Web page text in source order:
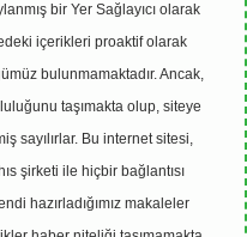
bir Yer Sağlayıcı olarak
içerikleri proaktif olarak
bulunmamaktadır. Ancak,
taşımakta olup, siteye
sayılırlar. Bu internet sitesi,
şirketi ile hiçbir bağlantısı
hazırladığımız makaleler